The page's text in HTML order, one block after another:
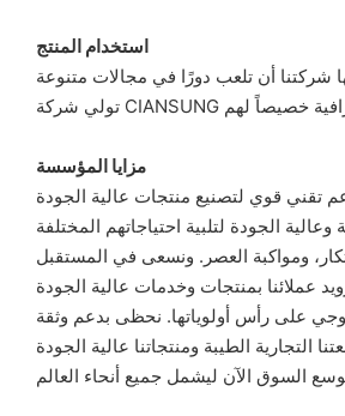
استخدام المنتج
مزايا المؤسسة
ومواكبة العصر. ونسعى في المستقبل
على رأس أولوياتها. نحظى بدعم وثقة